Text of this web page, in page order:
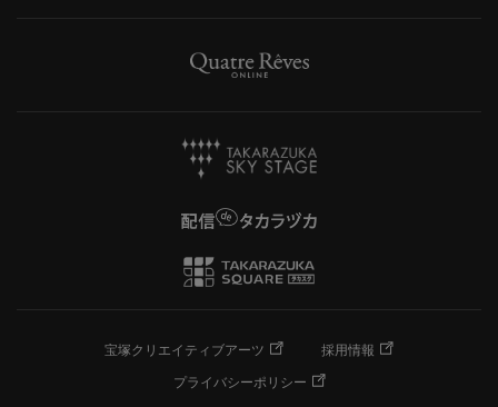
宝塚クリエイティブアーツ
採用情報
プライバシーポリシー